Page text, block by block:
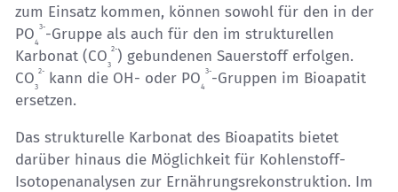
zum Einsatz kommen, können sowohl für den in der
PO4
3--Gruppe als auch für den im strukturellen
Karbonat (CO3
2-) gebundenen Sauerstoff erfolgen.
CO3
2- kann die OH- oder PO4
3--Gruppen im Bioapatit
ersetzen.
Das strukturelle Karbonat des Bioapatits bietet
darüber hinaus die Möglichkeit für Kohlenstoff-
Isotopenanalysen zur Ernährungsrekonstruktion. Im